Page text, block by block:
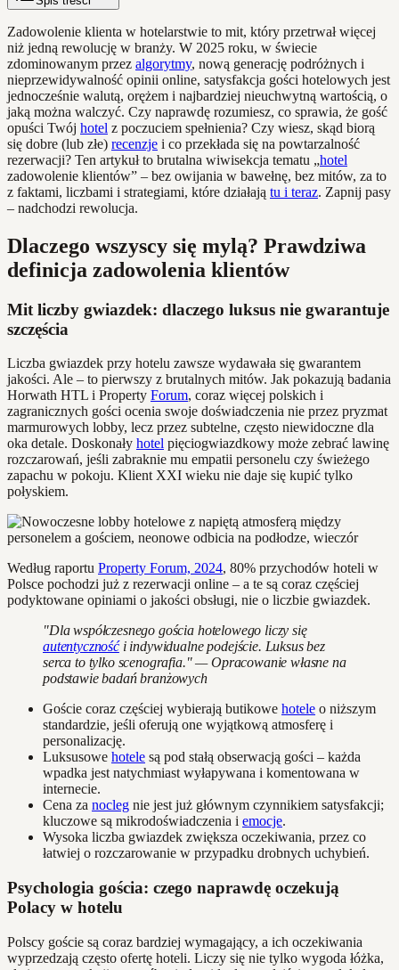
Zadowolenie klienta w hotelarstwie to mit, który przetrwał więcej
niż jedną rewolucję w branży. W 2025 roku, w świecie
zdominowanym przez algorytmy, nową generację podróżnych i
nieprzewidywalność opinii online, satysfakcja gości hotelowych jest
jednocześnie walutą, orężem i najbardziej nieuchwytną wartością, o
jaką można walczyć. Czy naprawdę rozumiesz, co sprawia, że gość
opuści Twój hotel z poczuciem spełnienia? Czy wiesz, skąd biorą
się dobre (lub złe) recenzje i co przekłada się na powtarzalność
rezerwacji? Ten artykuł to brutalna wiwisekcja tematu „hotel
zadowolenie klientów” – bez owijania w bawełnę, bez mitów, za to
z faktami, liczbami i strategiami, które działają tu i teraz. Zapnij pasy
– nadchodzi rewolucja.
Dlaczego wszyscy się mylą? Prawdziwa
definicja zadowolenia klientów
Mit liczby gwiazdek: dlaczego luksus nie gwarantuje
szczęścia
Liczba gwiazdek przy hotelu zawsze wydawała się gwarantem
jakości. Ale – to pierwszy z brutalnych mitów. Jak pokazują badania
Horwath HTL i Property Forum, coraz więcej polskich i
zagranicznych gości ocenia swoje doświadczenia nie przez pryzmat
marmurowych lobby, lecz przez subtelne, często niewidoczne dla
oka detale. Doskonały hotel pięciogwiazdkowy może zebrać lawinę
rozczarowań, jeśli zabraknie mu empatii personelu czy świeżego
zapachu w pokoju. Klient XXI wieku nie daje się kupić tylko
połyskiem.
Według raportu Property Forum, 2024, 80% przychodów hoteli w
Polsce pochodzi już z rezerwacji online – a te są coraz częściej
podyktowane opiniami o jakości obsługi, nie o liczbie gwiazdek.
"Dla współczesnego gościa hotelowego liczy się
autentycznośći indywidualne podejście. Luksus bez
serca to tylko scenografia." — Opracowanie własne na
podstawie badań branżowych
Goście coraz częściej wybierają butikowe hotele o niższym
standardzie, jeśli oferują one wyjątkową atmosferę i
personalizację.
Luksusowe hotele są pod stałą obserwacją gości – każda
wpadka jest natychmiast wyłapywana i komentowana w
internecie.
Cena za nocleg nie jest już głównym czynnikiem satysfakcji;
kluczowe są mikrodoświadczenia i emocje.
Wysoka liczba gwiazdek zwiększa oczekiwania, przez co
łatwiej o rozczarowanie w przypadku drobnych uchybień.
Psychologia gościa: czego naprawdę oczekują
Polacy w hotelu
Polscy goście są coraz bardziej wymagający, a ich oczekiwania
wyprzedzają często ofertę hoteli. Liczy się nie tylko wygoda łóżka,